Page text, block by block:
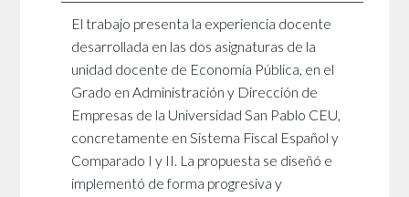
El trabajo presenta la experiencia docente
desarrollada en las dos asignaturas de la
unidad docente de Economía Pública, en el
Grado en Administración y Dirección de
Empresas de la Universidad San Pablo CEU,
concretamente en Sistema Fiscal Español y
Comparado I y II. La propuesta se diseñó e
implementó de forma progresiva y